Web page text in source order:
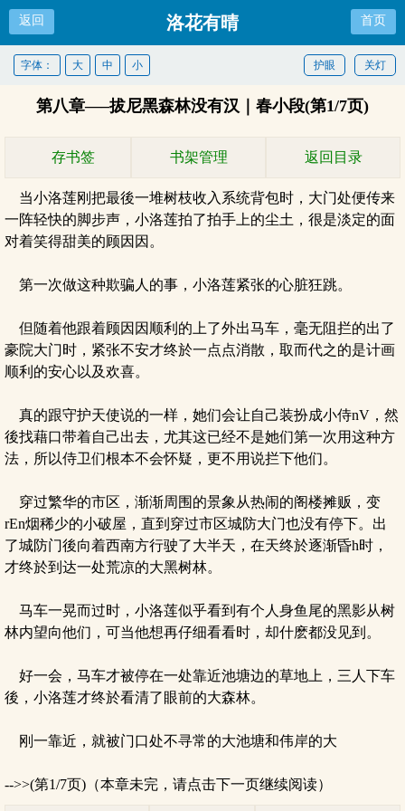
返回 洛花有晴 首页
关灯
护眼
字体： 大 中 小
第八章—–拔尼黑森林没有汉｜春小段(第1/7页)
存书签 书架管理 返回目录
当小洛莲刚把最後一堆树枝收入系统背包时，大门处便传来
一阵轻快的脚步声，小洛莲拍了拍手上的尘土，很是淡定的面
对着笑得甜美的顾因因。
第一次做这种欺骗人的事，小洛莲紧张的心脏狂跳。
但随着他跟着顾因因顺利的上了外出马车，毫无阻拦的出了
豪院大门时，紧张不安才终於一点点消散，取而代之的是计画
顺利的安心以及欢喜。
真的跟守护天使说的一样，她们会让自己装扮成小侍nV，然
後找藉口带着自己出去，尤其这已经不是她们第一次用这种方
法，所以侍卫们根本不会怀疑，更不用说拦下他们。
穿过繁华的市区，渐渐周围的景象从热闹的阁楼摊贩，变
rEn烟稀少的小破屋，直到穿过市区城防大门也没有停下。出
了城防门後向着西南方行驶了大半天，在天终於逐渐昏h时，
才终於到达一处荒凉的大黑树林。
马车一晃而过时，小洛莲似乎看到有个人身鱼尾的黑影从树
林内望向他们，可当他想再仔细看看时，却什麽都没见到。
好一会，马车才被停在一处靠近池塘边的草地上，三人下车
後，小洛莲才终於看清了眼前的大森林。
刚一靠近，就被门口处不寻常的大池塘和伟岸的大
-->>(第1/7页)（本章未完，请点击下一页继续阅读）